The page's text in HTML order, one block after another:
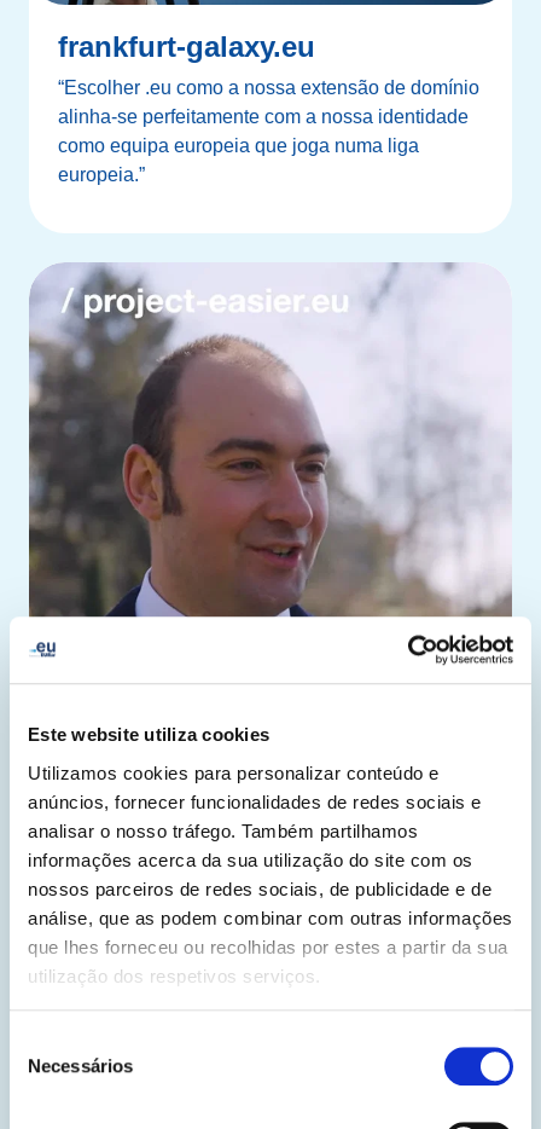
Este website utiliza cookies
Utilizamos cookies para personalizar conteúdo e
anúncios, fornecer funcionalidades de redes sociais e
analisar o nosso tráfego. Também partilhamos
informações acerca da sua utilização do site com os
nossos parceiros de redes sociais, de publicidade e de
análise, que as podem combinar com outras informações
que lhes forneceu ou recolhidas por estes a partir da sua
utilização dos respetivos serviços.
Necessários
frankfurt-galaxy.eu
“Escolher .eu como a nossa extensão de domínio
alinha-se perfeitamente com a nossa identidade
como equipa europeia que joga numa liga
europeia.”
project-easier.eu
Considerando a contagem global de 76 milhões
de pessoas surdas, é evidente que a
comunicação eficaz não está ao alcance de
todos.